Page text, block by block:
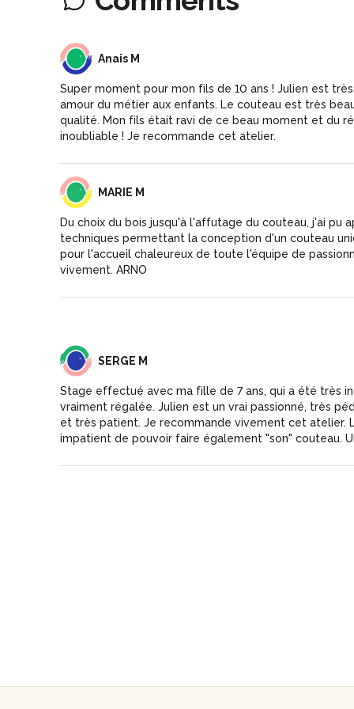
AM Anais M
Super moment pour mon fils de 10 ans ! Julien est
amour du métier aux enfants. Le couteau est très
qualité. Mon fils était ravi de ce beau moment et du
inoubliable ! Je recommande cet atelier.
MM MARIE M
Du choix du bois jusqu'à l'affutage du couteau, j'ai pu
techniques permettant la conception d'un couteau
pour l'accueil chaleureux de toute l'équipe de
vivement. ARNO
SM SERGE M
Stage effectué avec ma fille de 7 ans, qui a été très
vraiment régalée. Julien est un vrai passionné, très
et très patient. Je recommande vivement cet atelier.
impatient de pouvoir faire également "son" couteau.